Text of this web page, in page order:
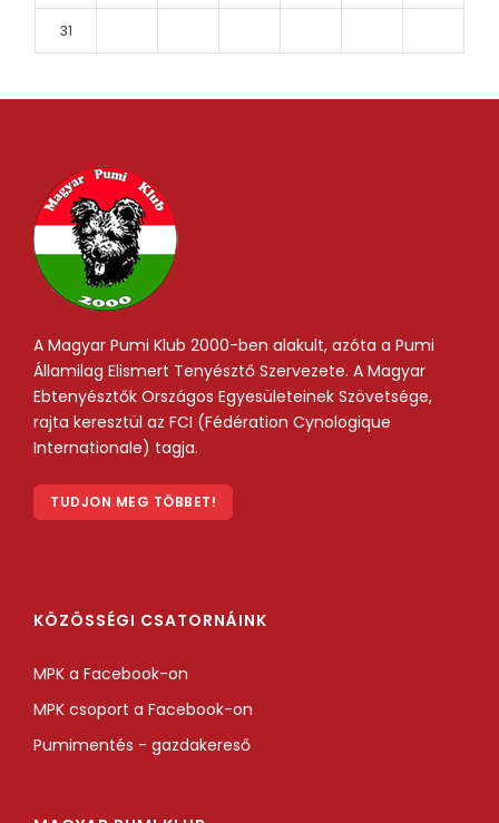
31
A Magyar Pumi Klub 2000-ben alakult, azóta a Pumi
Államilag Elismert Tenyésztő Szervezete. A Magyar
Ebtenyésztők Országos Egyesületeinek Szövetsége,
rajta keresztül az FCI (Fédération Cynologique
Internationale) tagja.
TUDJON MEG TÖBBET!
KÖZÖSSÉGI CSATORNÁINK
MPK a Facebook-on
MPK csoport a Facebook-on
Pumimentés - gazdakereső